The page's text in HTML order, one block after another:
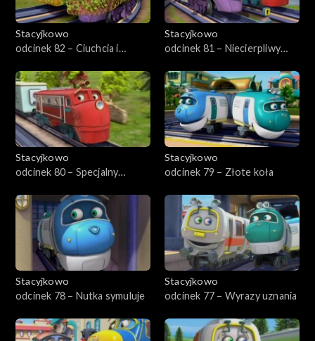
Stacyjkowo
odcinek 82 – Ciuchcia i
Stacyjkowo
odcinek 81 – Niecierpliwy
Stacyjkowo
odcinek 80 – Specjalny
Stacyjkowo
odcinek 79 – Złote koła
Stacyjkowo
odcinek 78 – Nutka symuluje
Stacyjkowo
odcinek 77 – Wyrazy uznania